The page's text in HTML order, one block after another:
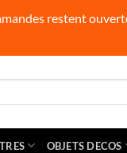
restent
OBJETS DECOS